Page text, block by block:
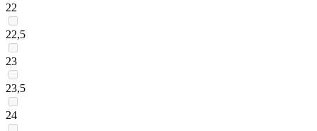
22
22,5
23
23,5
24